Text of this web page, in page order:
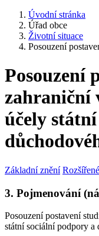
Úvodní stránka
Úřad obce
Životní situace
Posouzení
Posouzení
zahraniční
účely
Základní znění
3. Pojmenování
Posouzení postavení
státní sociální podpory a